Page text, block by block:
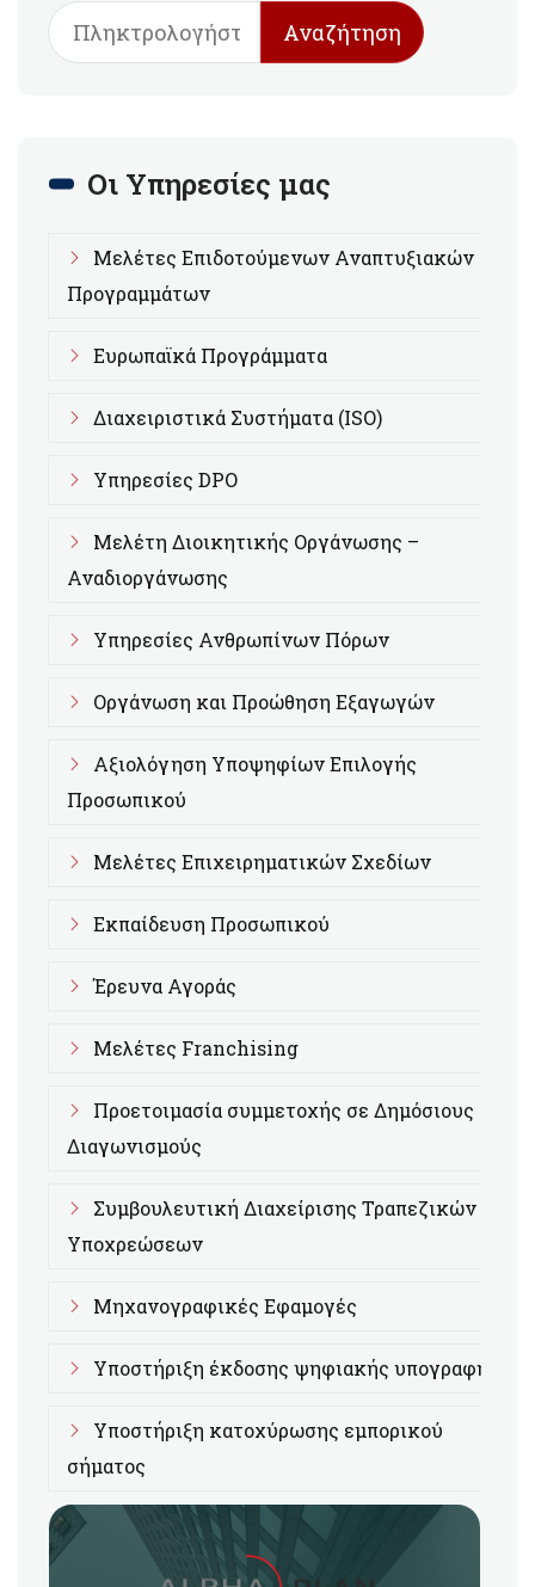
Αναζήτηση
Οι Υπηρεσίες μας
Μελέτες Επιδοτούμενων Αναπτυξιακών
Προγραμμάτων
Ευρωπαϊκά Προγράμματα
Διαχειριστικά Συστήματα (ISO)
Υπηρεσίες DPO
Μελέτη Διοικητικής Οργάνωσης –
Αναδιοργάνωσης
Υπηρεσίες Ανθρωπίνων Πόρων
Οργάνωση και Προώθηση Εξαγωγών
Αξιολόγηση Υποψηφίων Επιλογής
Προσωπικού
Μελέτες Επιχειρηματικών Σχεδίων
Εκπαίδευση Προσωπικού
Έρευνα Αγοράς
Μελέτες Franchising
Προετοιμασία συμμετοχής σε Δημόσιους
Διαγωνισμούς
Συμβουλευτική Διαχείρισης Τραπεζικών
Υποχρεώσεων
Μηχανογραφικές Εφαμογές
Υποστήριξη έκδοσης ψηφιακής υπογραφής
Υποστήριξη κατοχύρωσης εμπορικού
σήματος